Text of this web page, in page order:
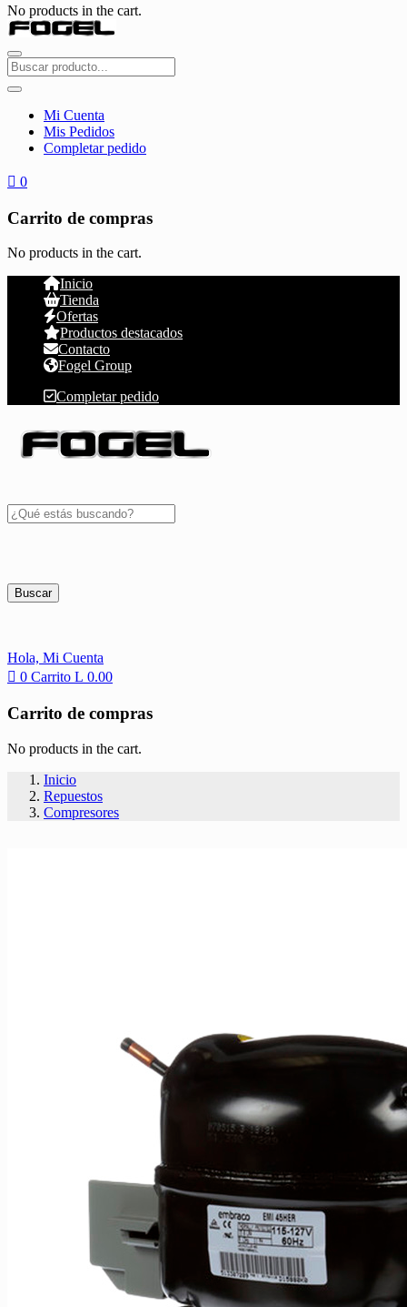
No products in the cart.
Mi Cuenta
Mis Pedidos
Completar pedido
0
Carrito de compras
No products in the cart.
Inicio
Tienda
Ofertas
Productos destacados
Contacto
Fogel Group
Completar pedido
Buscar
Hola, Mi Cuenta
0 Carrito L 0.00
Carrito de compras
No products in the cart.
Inicio
Repuestos
Compresores